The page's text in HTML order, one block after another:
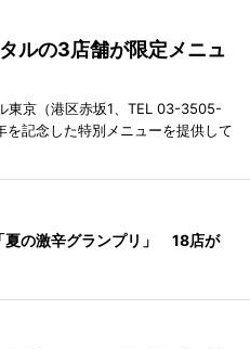
ルの3店舗が限定メニュ
東京（港区赤坂1、TEL 03-3505-
を記念した特別メニューを提供して
夏の激辛グランプリ」 18店が